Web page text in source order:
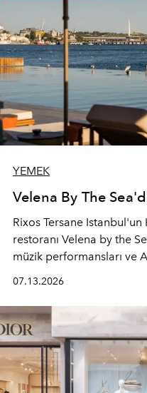
YEMEK
Velena By The
Rixos Tersane Istanbul'un
restoranı Velena by the
müzik performansları ve
devam ediyor.
07.13.2026